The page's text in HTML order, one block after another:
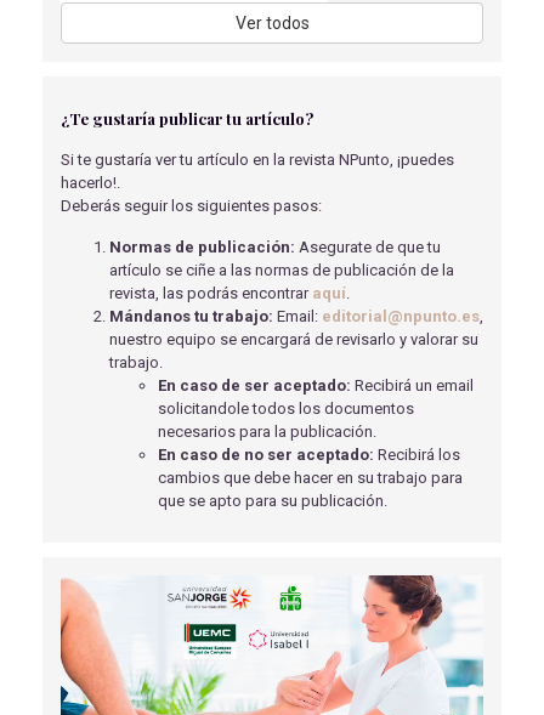
Reguera Suárez, L
TRATAMIENTO FISIOTERÁPICO TRAS ARTROPLASTIA
Ruiz Camacho M.D. - 02/04/2018
LA SEXUALIDAD EN LAS PERSONAS MAYORES. UNA
García Lozano, R - 31/05/2024
REVISIÓN DEL MANEJO NUTRICIONAL DE PACIENTES
ONCOLÓGICOS EN LA FARMACIA COMUNITARIA
Jiménez García, M.P.- 12/12/2019
INGESTAS DE CALCIO EN LAS MUJERES
POSMENOPÁUSICAS PARA LA PREVENCIÓN DE
QUIÑONES DELGADO, M- 15/05/2018
¿SE SIGUEN CORRECTAMENTE LOS PASOS DEL
NUEVAS COMPETENCIAS EN ENFERMERÍA
COMUNITARIA: LA GASTROSTOMÍA ENDOSCÓPICA
PERCUTÁNEA
Arévalo Sillero, D
- 01/09/2018
Ver todos
¿Te gustaría publicar tu artículo?
Si te gustaría ver tu artículo en la revista NPunto, ¡puedes
hacerlo!.
Deberás seguir los siguientes pasos:
Normas de publicación: Asegurate de que tu
artículo se ciñe a las normas de publicación de la
revista, las podrás encontrar aquí.
Mándanos tu trabajo: Email: editorial@npunto.es,
nuestro equipo se encargará de revisarlo y valorar su
trabajo.
En caso de ser aceptado: Recibirá un email
solicitandole todos los documentos
necesarios para la publicación.
En caso de no ser aceptado: Recibirá los
cambios que debe hacer en su trabajo para
que se apto para su publicación.